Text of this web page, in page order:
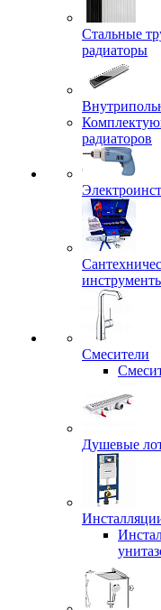
Стальные
радиаторы
радиаторов
Смесители
Душевые